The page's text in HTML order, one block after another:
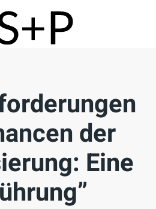
der
Eine